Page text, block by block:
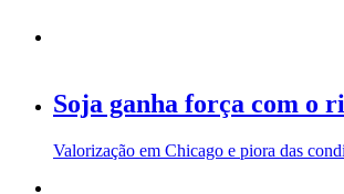
Soja ganha força com o
Valorização em Chicago e piora das